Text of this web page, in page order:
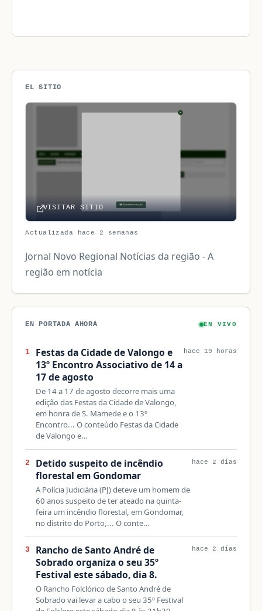
EL SITIO
VISITAR SITIO
Actualizada hace 2 semanas
Jornal Novo Regional Notícias da região - A
região em notícia
EN PORTADA AHORA EN VIVO
1
Festas da Cidade de Valongo e
13º Encontro Associativo de 14 a
17 de agosto
De 14 a 17 de agosto decorre mais uma
edição das Festas da Cidade de Valongo,
em honra de S. Mamede e o 13º
Encontro... O conteúdo Festas da Cidade
de Valongo e…
hace 19 horas
2
Detido suspeito de incêndio
florestal em Gondomar
A Polícia Judiciária (PJ) deteve um homem de
60 anos suspeito de ter ateado na quinta-
feira um incêndio florestal, em Gondomar,
no distrito do Porto,... O conte…
hace 2 días
3
Rancho de Santo André de
Sobrado organiza o seu 35º
Festival este sábado, dia 8.
O Rancho Folclórico de Santo André de
Sobrado vai levar a cabo o seu 35º Festival
hace 2 días